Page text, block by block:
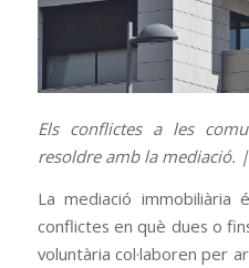
Els conflictes a les
resoldre amb la mediació. |
La mediació immobiliària
conflictes en què dues o
voluntària col·laboren per